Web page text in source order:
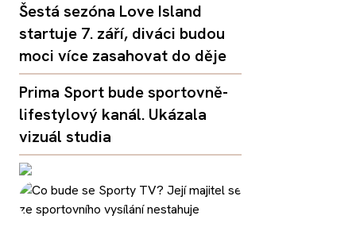
Šestá sezóna Love Island
startuje 7. září, diváci budou
moci více zasahovat do děje
Prima Sport bude sportovně-
lifestylový kanál. Ukázala
vizuál studia